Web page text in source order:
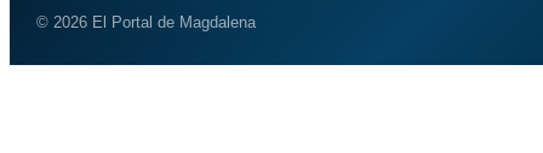
© 2026 El Portal de Magdalena